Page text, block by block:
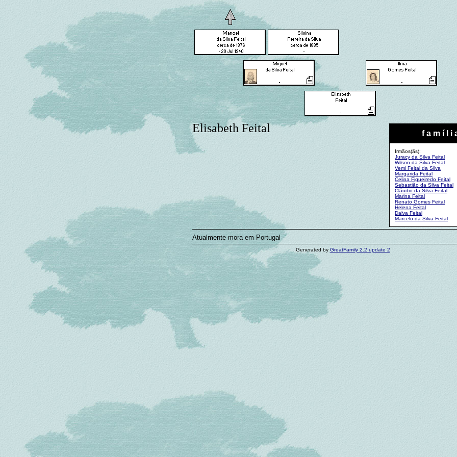
f a m í l i
Irmãos(ãs):
Juracy da Silva Feital
Wilson da Silva Feital
Vemi Feital da Silva
Margarida Feital
Celina Figueiredo Feital
Sebastião da Silva Feital
Cláudio da Silva Feital
Marina Feital
Renato Gomes Feital
Helena Feital
Dalva Feital
Marcelo da Silva Feital
Elisabeth Feital
Atualmente mora em Portugal
Generated by GreatFamily 2.2 update 2